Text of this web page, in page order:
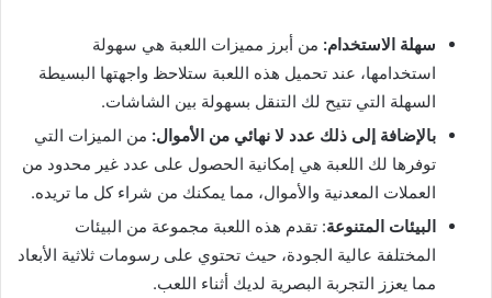
سهلة الاستخدام: من أبرز مميزات اللعبة هي سهولة
استخدامها، عند تحميل هذه اللعبة ستلاحظ واجهتها البسيطة
السهلة التي تتيح لك التنقل بسهولة بين الشاشات.
بالإضافة إلى ذلك عدد لا نهائي من الأموال: من الميزات التي
توفرها لك اللعبة هي إمكانية الحصول على عدد غير محدود من
العملات المعدنية والأموال، مما يمكنك من شراء كل ما تريده.
البيئات المتنوعة: تقدم هذه اللعبة مجموعة من البيئات
المختلفة عالية الجودة، حيث تحتوي على رسومات ثلاثية الأبعاد
مما يعزز التجربة البصرية لديك أثناء اللعب.